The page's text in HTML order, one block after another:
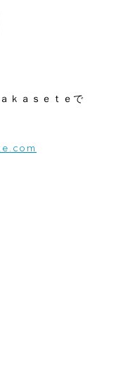
ｋａｓｅｔｅで